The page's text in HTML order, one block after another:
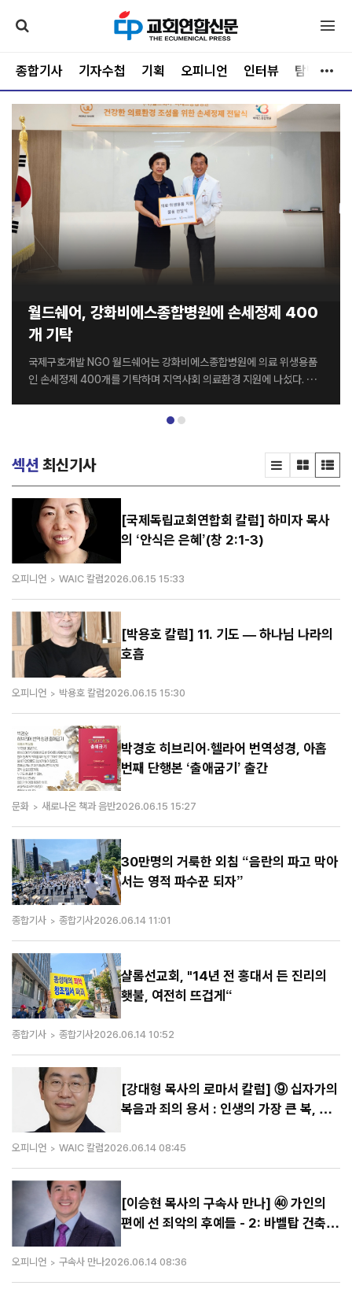
종합기사 기자수첩 기획 오피니언 인터뷰 탐방
월드쉐어, 강화비에스종합병원에 손세정제 400
개 기탁
국제구호개발 NGO 월드쉐어는 강화비에스종합병원에 의료 위생용품
인 손세정제 400개를 기탁하며 지역사회 의료환경 지원에 나섰다. 전
쉐어 최순자 이사장과 강화비에스종합병원 김종영 병원장을 비롯한 양
이번 나눔을 계기로 지역사회를 위한 다양한 사회공헌 활동을 지속적으
로 이어갈 계획이다. 강화비에스종합병원 김종영 병원장은 “병원을 이
용하는 환자와 의료진 모두에게 큰 도움을 주신 월드쉐어에 감사드린다.
특히 감염병 예방의 중요성이 더욱 커진 요즘, 이번 기탁이 병원 위생 관
리에 실질적인 도움이 될 것으로 기대한다”고 말했다. 한편 월드쉐어는
전 세계 20여 개국에서 그룹홈, 해외아동결연, 교...
섹션 최신기사
[국제독립교회연합회 칼럼] 하미자 목사
의 ‘안식은 은혜’(창 2:1-3)
오피니언 WAIC 칼럼2026.06.15 15:33
[박용호 칼럼] 11. 기도 — 하나님 나라의
호흡
오피니언 박용호 칼럼2026.06.15 15:30
박경호 히브리어·헬라어 번역성경, 아홉
번째 단행본 ‘출애굽기’ 출간
문화 새로나온 책과 음반2026.06.15 15:27
30만명의 거룩한 외침 “음란의 파고 막아
서는 영적 파수꾼 되자”
종합기사 종합기사2026.06.14 11:01
샬롬선교회, "14년 전 홍대서 든 진리의
횃불, 여전히 뜨겁게“
종합기사 종합기사2026.06.14 10:52
[강대형 목사의 로마서 칼럼] ⑨ 십자가의
복음과 죄의 용서 : 인생의 가장 큰 복, 죄
오피니언 WAIC 칼럼2026.06.14 08:45
[이승현 목사의 구속사 만나] ㊵ 가인의
편에 선 죄악의 후예들 - 2: 바벨탑 건축의
오피니언 구속사 만나2026.06.14 08:36